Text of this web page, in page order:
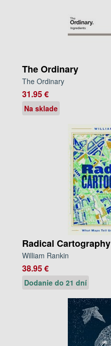
The Ordinary
The Ordinary
31.95 €
Na sklade
Radical Cartography
William Rankin
38.95 €
Dodanie do 21 dní